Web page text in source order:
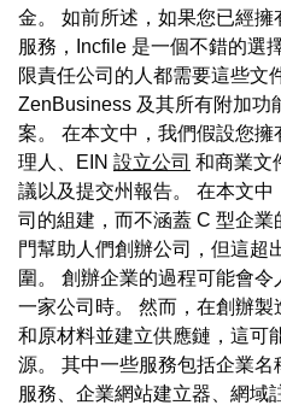
金。 如前所述，如果您已經
服務，Incfile 是一個不錯的選
限責任公司的人都需要這些文
ZenBusiness 及其所有附加功
案。 在本文中，我們假設您
理人、EIN 設立公司 和商業文
議以及提交州報告。 在本文
司的組建，而不涵蓋 C 型企
門幫助人們創辦公司，但這超
圍。 創辦企業的過程可能會
一家公司時。 然而，在創辦
和原材料並建立供應鏈，這可
源。 其中一些服務包括企業
服務、企業網站建立器、網域